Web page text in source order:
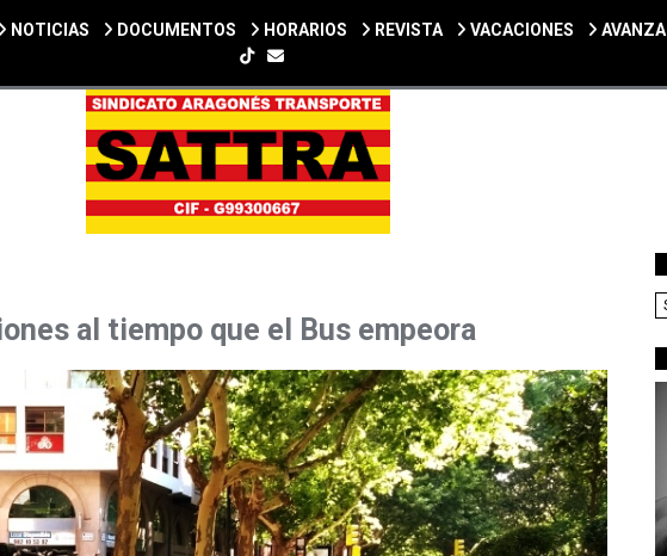
NOTICIAS DOCUMENTOS HORARIOS REVISTA VACACIONES AVANZA
SIGUENOS EN TIKTOK
al tiempo que el Bus empeora